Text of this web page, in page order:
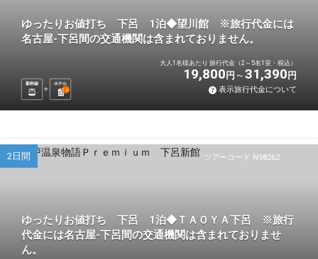
ゆったりお値打ち 下呂 1泊◆望川館 ※旅行代金には
名古屋-下呂間の交通機関は含まれておりません。
新幹線
ホテル
1 泊
大人1名様あたり 旅行代金（2～5名1室・税込）
19,800 円 31,390 円
表示旅行代金について
ツアーコード N98262
2日間
ゆったりお値打ち 下呂 1泊◆ＴＡＯＹＡ下呂 ※旅行
代金には名古屋-下呂間の交通機関は含まれておりませ
ん。